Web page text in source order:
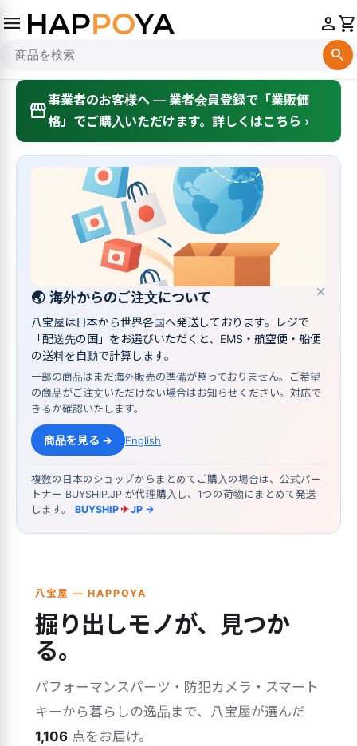
menu
search
personshopping_cart
storefront事業者のお客様へ — 業者会員登録で「業販価
格」でご購入いただけます。詳しくはこちら ›
×
🌏 海外からのご注文について
八宝屋は日本から世界各国へ発送しております。レジで
「配送先の国」をお選びいただくと、EMS・航空便・船便
の送料を自動で計算します。
一部の商品はまだ海外販売の準備が整っておりません。ご希望
の商品がご注文いただけない場合はお知らせください。対応で
きるか確認いたします。
商品を見る → English
複数の日本のショップからまとめてご購入の場合は、公式パー
トナー BUYSHIP.JP が代理購入し、1つの荷物にまとめて発送
します。 BUYSHIP✈JP →
八宝屋 — HAPPOYA
掘り出しモノが、見つか
る。
パフォーマンスパーツ・防犯カメラ・スマート
キーから暮らしの逸品まで、八宝屋が選んだ
1,106 点をお届け。